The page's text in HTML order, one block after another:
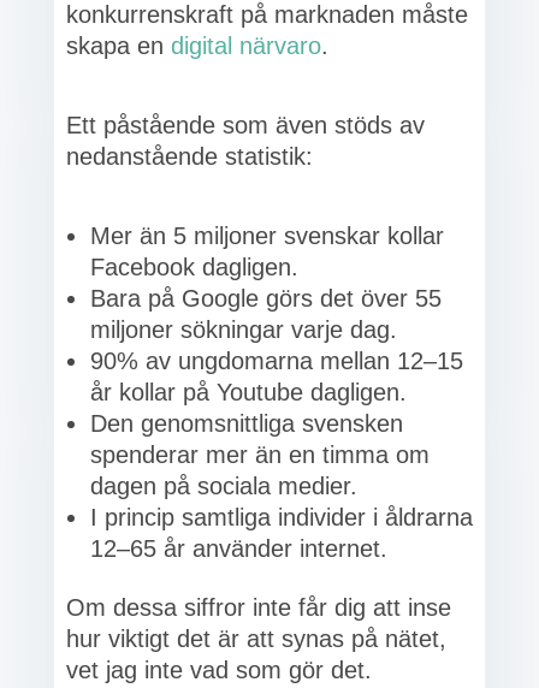
konkurrenskraft på marknaden måste
skapa en digital närvaro.
Ett påstående som även stöds av
nedanstående statistik:
Mer än 5 miljoner svenskar kollar
Facebook dagligen.
Bara på Google görs det över 55
miljoner sökningar varje dag.
90% av ungdomarna mellan 12–15
år kollar på Youtube dagligen.
Den genomsnittliga svensken
spenderar mer än en timma om
dagen på sociala medier.
I princip samtliga individer i åldrarna
12–65 år använder internet.
Om dessa siffror inte får dig att inse
hur viktigt det är att synas på nätet,
vet jag inte vad som gör det.